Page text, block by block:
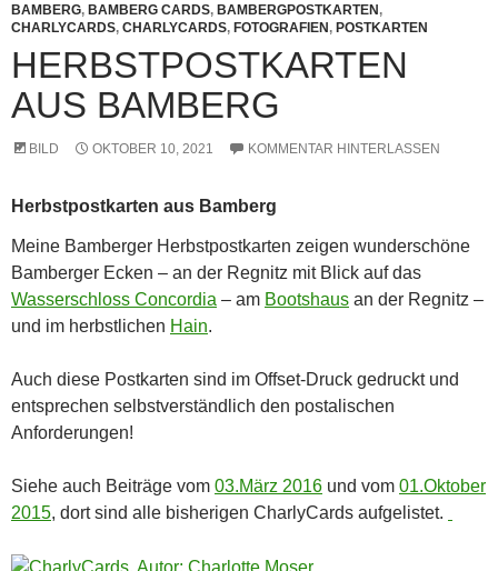
BAMBERG, BAMBERG CARDS, BAMBERGPOSTKARTEN,
CHARLYCARDS, CHARLYCARDS, FOTOGRAFIEN, POSTKARTEN
HERBSTPOSTKARTEN
AUS BAMBERG
BILD OKTOBER 10, 2021 KOMMENTAR HINTERLASSEN
Herbstpostkarten aus Bamberg
Meine Bamberger Herbstpostkarten zeigen wunderschöne
Bamberger Ecken – an der Regnitz mit Blick auf das
Wasserschloss Concordia – am Bootshaus an der Regnitz –
und im herbstlichen Hain.
Auch diese Postkarten sind im Offset-Druck gedruckt und
entsprechen selbstverständlich den postalischen
Anforderungen!
Siehe auch Beiträge vom 03.März 2016 und vom 01.Oktober
2015, dort sind alle bisherigen CharlyCards aufgelistet.